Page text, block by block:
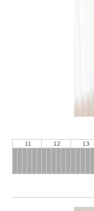
11 12 13